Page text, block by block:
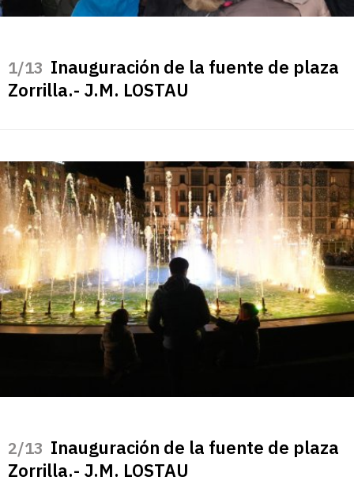
/13 Inauguración de la fuente de plaza
Zorrilla.- J.M. LOSTAU
/13 Inauguración de la fuente de plaza
Zorrilla.- J.M. LOSTAU